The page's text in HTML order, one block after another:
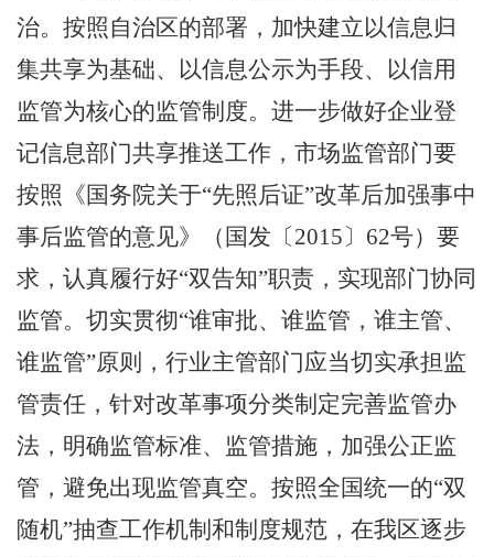
治。 按照自治区的部署，加快建立以信息归
集共享为基础、以信息公示为手段、以信用
监管为核心的监管制度。进一步做好企业登
记信息部门共享推送工作，市场监管部门要
按照《国务院关于“先照后证”改革后加强事中
事后监管的意见》（国发〔2015〕 62号）要
求，认真履行好“双告知”职责，实现部门协同
监管。切实贯彻“谁审批、谁监管，谁主管、
谁监管”原则，行业主管部门应当切实承担监
管责任，针对改革事项分类制定完善监管办
法，明确监管标准、监管措施，加强公正监
管，避免出现监管真空。按照全国统一的“双
随机”抽查工作机制和制度规范，在我区逐步